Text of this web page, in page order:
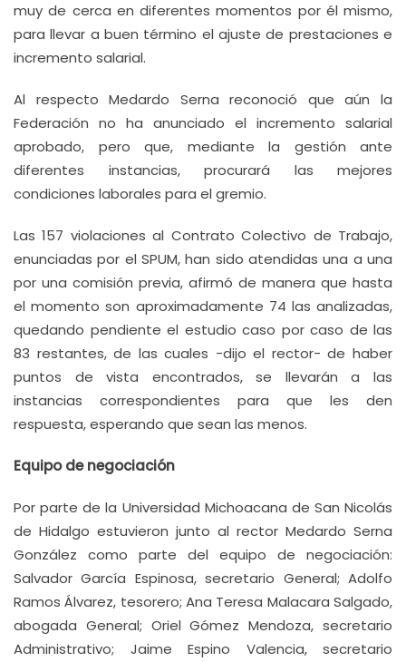
muy de cerca en diferentes momentos por él mismo,
para llevar a buen término el ajuste de prestaciones e
incremento salarial.
Al respecto Medardo Serna reconoció que aún la
Federación no ha anunciado el incremento salarial
aprobado, pero que, mediante la gestión ante
diferentes instancias, procurará las mejores
condiciones laborales para el gremio.
Las 157 violaciones al Contrato Colectivo de Trabajo,
enunciadas por el SPUM, han sido atendidas una a una
por una comisión previa, afirmó de manera que hasta
el momento son aproximadamente 74 las analizadas,
quedando pendiente el estudio caso por caso de las
83 restantes, de las cuales -dijo el rector- de haber
puntos de vista encontrados, se llevarán a las
instancias correspondientes para que les den
respuesta, esperando que sean las menos.
Equipo de negociación
Por parte de la Universidad Michoacana de San Nicolás
de Hidalgo estuvieron junto al rector Medardo Serna
González como parte del equipo de negociación:
Salvador García Espinosa, secretario General; Adolfo
Ramos Álvarez, tesorero; Ana Teresa Malacara Salgado,
abogada General; Oriel Gómez Mendoza, secretario
Administrativo; Jaime Espino Valencia, secretario